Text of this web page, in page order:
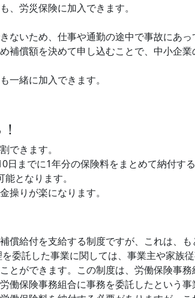
、労災保険に加入できます。
いため、仕事や通勤の途中で事故にあっ
補償額を決めて申し込むことで、中小企
一緒に加入できます。
できます。
までに1年分の保険料をまとめて納付す
となります。
操りが楽になります。
償給付を支給する制度ですが、これは、
委託した事業に関しては、事業主や家族
とができます。この制度は、労働保険事
保険事務組合に事務を委託したという事